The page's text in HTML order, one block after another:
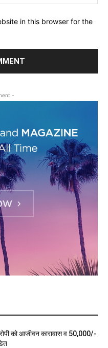
in this browser for the
-
को आजीवन कारावास व 50,000/-